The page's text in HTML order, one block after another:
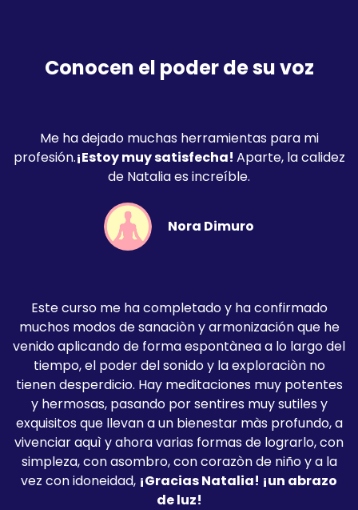
Conocen el poder de su voz
Me ha dejado muchas herramientas para mi
profesión.¡Estoy muy satisfecha! Aparte, la calidez
de Natalia es increíble.
Nora Dimuro
Este curso me ha completado y ha confirmado
muchos modos de sanaciòn y armonización que he
venido aplicando de forma espontànea a lo largo del
tiempo, el poder del sonido y la exploraciòn no
tienen desperdicio. Hay meditaciones muy potentes
y hermosas, pasando por sentires muy sutiles y
exquisitos que llevan a un bienestar màs profundo, a
vivenciar aquì y ahora varias formas de lograrlo, con
simpleza, con asombro, con corazòn de niño y a la
vez con idoneidad, ¡Gracias Natalia! ¡un abrazo
de luz!